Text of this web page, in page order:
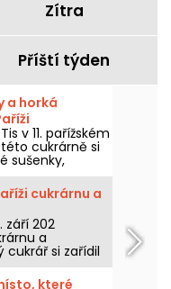
Zítra
Příští týden
a horká
v 11. pařížském
cukrárně si
sušenky,
kreativní latté,
Tis a jeho
vám o nich
cukrárnu a
září 202
a
si zařídil
v srdci
nás několik
které